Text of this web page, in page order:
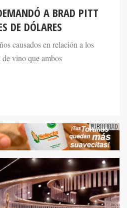
A BRAD PITT
DE DÓLARES
causados en relación a los
vino que ambos